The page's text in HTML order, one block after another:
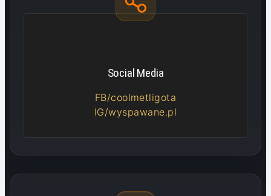
Social Media
FB/coolmetligota
IG/wyspawane.pl